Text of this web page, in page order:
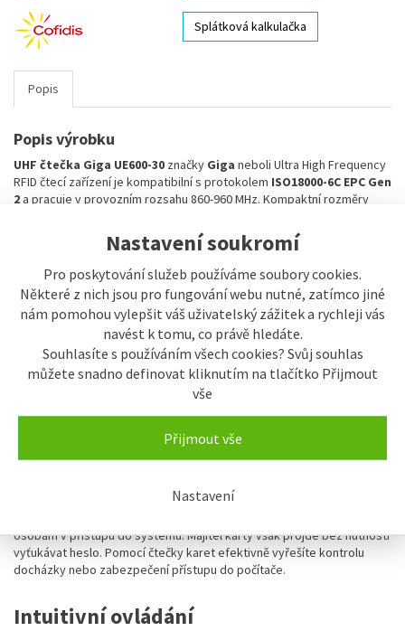
Nastavení soukromí
Pro poskytování služeb používáme soubory cookies.
Některé z nich jsou pro fungování webu nutné, zatímco jiné
nám pomohou vylepšit váš uživatelský zážitek a rychleji vás
navést k tomu, co právě hledáte.
Souhlasíte s používáním všech cookies? Svůj souhlas
můžete snadno definovat kliknutím na tlačítko Přijmout
vše
Přijmout vše
Nastavení
Splátková kalkulačka
Popis
Popis výrobku
UHF čtečka Giga UE600-30 značky Giga neboli Ultra High Frequency
RFID čtecí zařízení je kompatibilní s protokolem ISO18000-6C EPC Gen
2a pracuje v provozním rozsahu 860-960 MHz. Kompaktní rozměry
unikátní sériové číslo,kterým lze vlastníka karty
osobám v přístupu do systému. Majitel karty však projde bez nutnosti
vyťukávat heslo. Pomocí čtečky karet efektivně vyřešíte kontrolu
docházky nebo zabezpečení přístupu do počítače.
Intuitivní ovládání